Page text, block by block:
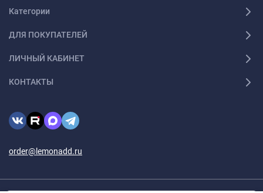
Категории
ДЛЯ ПОКУПАТЕЛЕЙ
ЛИЧНЫЙ КАБИНЕТ
КОНТАКТЫ
order@lemonadd.ru